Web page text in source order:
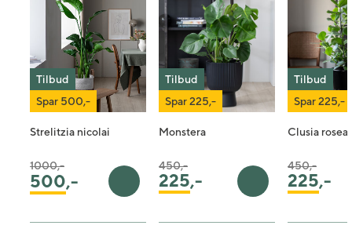
Tilbud
Spar 500,-
Strelitzia nicolai
500,-
Pris satt ned fra
1000,-til
Legg i handlekurv
Tilbud
Spar 225,-
Monstera
225,-
Pris satt ned fra
450,-til
Legg i
Tilbud
Spar 225,-
Clusia rosea
225,-
Pris satt ned
450,-til